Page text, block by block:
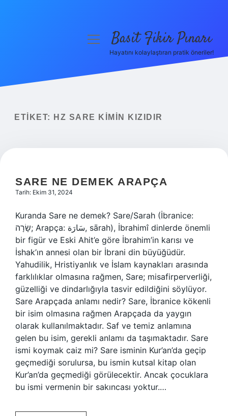
Yasal Uyarı
menüyüBasit Fikir Pınarı
Hayatını kolaylaştıran pratik öneriler!
ETIKET: HZ SARE KIMIN KIZIDIR
SARE NE DEMEK ARAPÇA
Tarih: Ekim 31, 2024
Kuranda Sare ne demek? Sare/Sarah (İbranice:
שָׂרָה; Arapça: سَارَة, sārah), İbrahimî dinlerde önemli
bir figür ve Eski Ahit’e göre İbrahim’in karısı ve
İshak’ın annesi olan bir İbrani din büyüğüdür.
Yahudilik, Hristiyanlık ve İslam kaynakları arasında
farklılıklar olmasına rağmen, Sare; misafirperverliği,
güzelliği ve dindarlığıyla tasvir edildiğini söylüyor.
Sare Arapçada anlamı nedir? Sare, İbranice kökenli
bir isim olmasına rağmen Arapçada da yaygın
olarak kullanılmaktadır. Saf ve temiz anlamına
gelen bu isim, gerekli anlamı da taşımaktadır. Sare
ismi koymak caiz mi? Sare isminin Kur’an’da geçip
geçmediği sorulursa, bu ismin kutsal kitap olan
Kur’an’da geçmediği görülecektir. Ancak çocuklara
bu ismi vermenin bir sakıncası yoktur.…